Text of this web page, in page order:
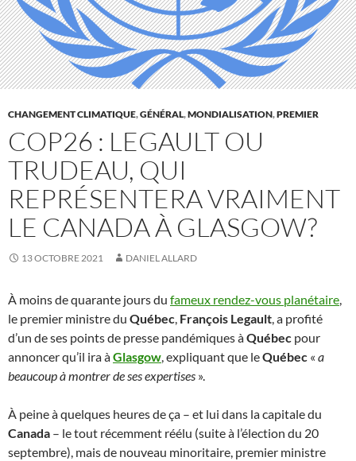
CHANGEMENT CLIMATIQUE,GÉNÉRAL,MONDIALISATION,PREMIER
COP26 : LEGAULT OU
TRUDEAU, QUI
REPRÉSENTERA VRAIMENT
LE CANADA À GLASGOW?
13 OCTOBRE 2021 DANIEL ALLARD
À moins de quarante jours du fameux rendez-vous planétaire,
le premier ministre du Québec, François Legault, a profité
d’un de ses points de presse pandémiques àQuébec pour
annoncer qu’il ira àGlasgow, expliquant que leQuébec « a
beaucoup à montrer de ses expertises ».
À peine à quelques heures de ça – et lui dans la capitale du
Canada – le tout récemment réélu (suite à l’élection du 20
septembre), mais de nouveau minoritaire, premier ministre